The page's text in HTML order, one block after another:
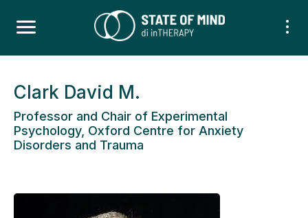
Clark David M.
Professor and Chair of Experimental
Psychology, Oxford Centre for Anxiety
Disorders and Trauma